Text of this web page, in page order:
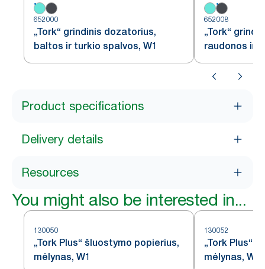
652000
„Tork“ grindinis dozatorius,
baltos ir turkio spalvos, W1
652008
„Tork“
raudonos ir
Product specifications
Delivery details
Resources
You might also be interested in...
130050
„Tork Plus“ šluostymo popierius,
mėlynas, W1
130052
„Tork Plus“
mėlynas,